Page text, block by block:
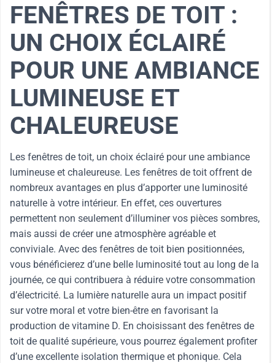
FENÊTRES DE TOIT :
UN CHOIX ÉCLAIRÉ
POUR UNE AMBIANCE
LUMINEUSE ET
CHALEUREUSE
Les fenêtres de toit, un choix éclairé pour une ambiance
lumineuse et chaleureuse. Les fenêtres de toit offrent de
nombreux avantages en plus d’apporter une luminosité
naturelle à votre intérieur. En effet, ces ouvertures
permettent non seulement d’illuminer vos pièces sombres,
mais aussi de créer une atmosphère agréable et
conviviale. Avec des fenêtres de toit bien positionnées,
vous bénéficierez d’une belle luminosité tout au long de la
journée, ce qui contribuera à réduire votre consommation
d’électricité. La lumière naturelle aura un impact positif
sur votre moral et votre bien-être en favorisant la
production de vitamine D. En choisissant des fenêtres de
toit de qualité supérieure, vous pourrez également profiter
d’une excellente isolation thermique et phonique. Cela